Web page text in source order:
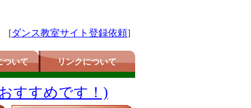
[ダンス教室サイト登録依頼]
ついて リンクについて
すすめです！)